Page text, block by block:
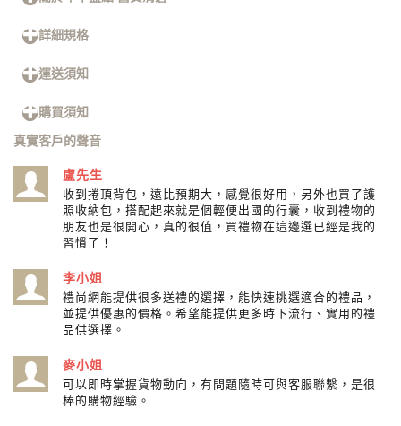
詳細規格
運送須知
購買須知
真實客戶的聲音
盧先生
收到捲頂背包，遠比預期大，感覺很好用，另外也買了護
照收納包，搭配起來就是個輕便出國的行囊，收到禮物的
朋友也是很開心，真的很值，買禮物在這邊選已經是我的
習慣了！
李小姐
禮尚網能提供很多送禮的選擇，能快速挑選適合的禮品，
並提供優惠的價格。希望能提供更多時下流行、實用的禮
品供選擇。
麥小姐
可以即時掌握貨物動向，有問題隨時可與客服聯繫，是很
棒的購物經驗。